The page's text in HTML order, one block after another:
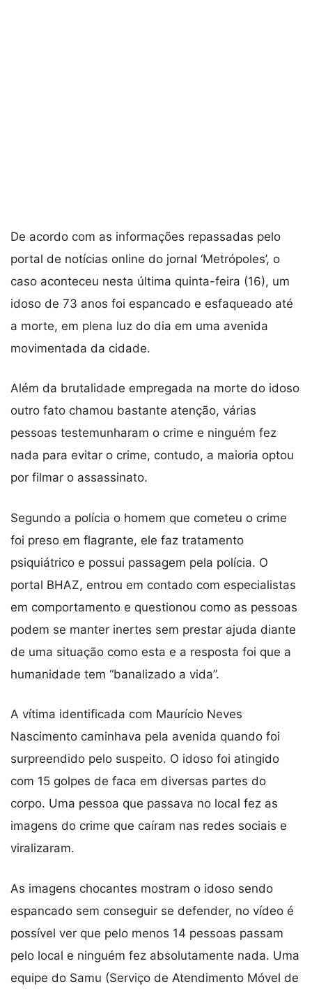
De acordo com as informações repassadas pelo
portal de notícias online do jornal ‘Metrópoles’, o
caso aconteceu nesta última quinta-feira (16), um
idoso de 73 anos foi espancado e esfaqueado até
a morte, em plena luz do dia em uma avenida
movimentada da cidade.
Além da brutalidade empregada na morte do idoso
outro fato chamou bastante atenção, várias
pessoas testemunharam o crime e ninguém fez
nada para evitar o crime, contudo, a maioria optou
por filmar o assassinato.
Segundo a polícia o homem que cometeu o crime
foi preso em flagrante, ele faz tratamento
psiquiátrico e possui passagem pela polícia. O
portal BHAZ, entrou em contado com especialistas
em comportamento e questionou como as pessoas
podem se manter inertes sem prestar ajuda diante
de uma situação como esta e a resposta foi que a
humanidade tem “banalizado a vida”.
A vítima identificada com Maurício Neves
Nascimento caminhava pela avenida quando foi
surpreendido pelo suspeito. O idoso foi atingido
com 15 golpes de faca em diversas partes do
corpo. Uma pessoa que passava no local fez as
imagens do crime que caíram nas redes sociais e
viralizaram.
As imagens chocantes mostram o idoso sendo
espancado sem conseguir se defender, no vídeo é
possível ver que pelo menos 14 pessoas passam
pelo local e ninguém fez absolutamente nada. Uma
equipe do Samu (Serviço de Atendimento Móvel de